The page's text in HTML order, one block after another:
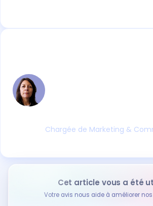
Chargée de Marketing &
Cet article vous a été
Votre avis nous aide à améliorer